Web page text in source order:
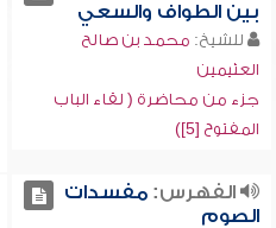
بين الطواف والسعي
للشيخ: محمد بن صالح
العثيمين
جزء من محاضرة ( لقاء الباب
المفتوح [5])
الفهرس:مفسدات
الصوم